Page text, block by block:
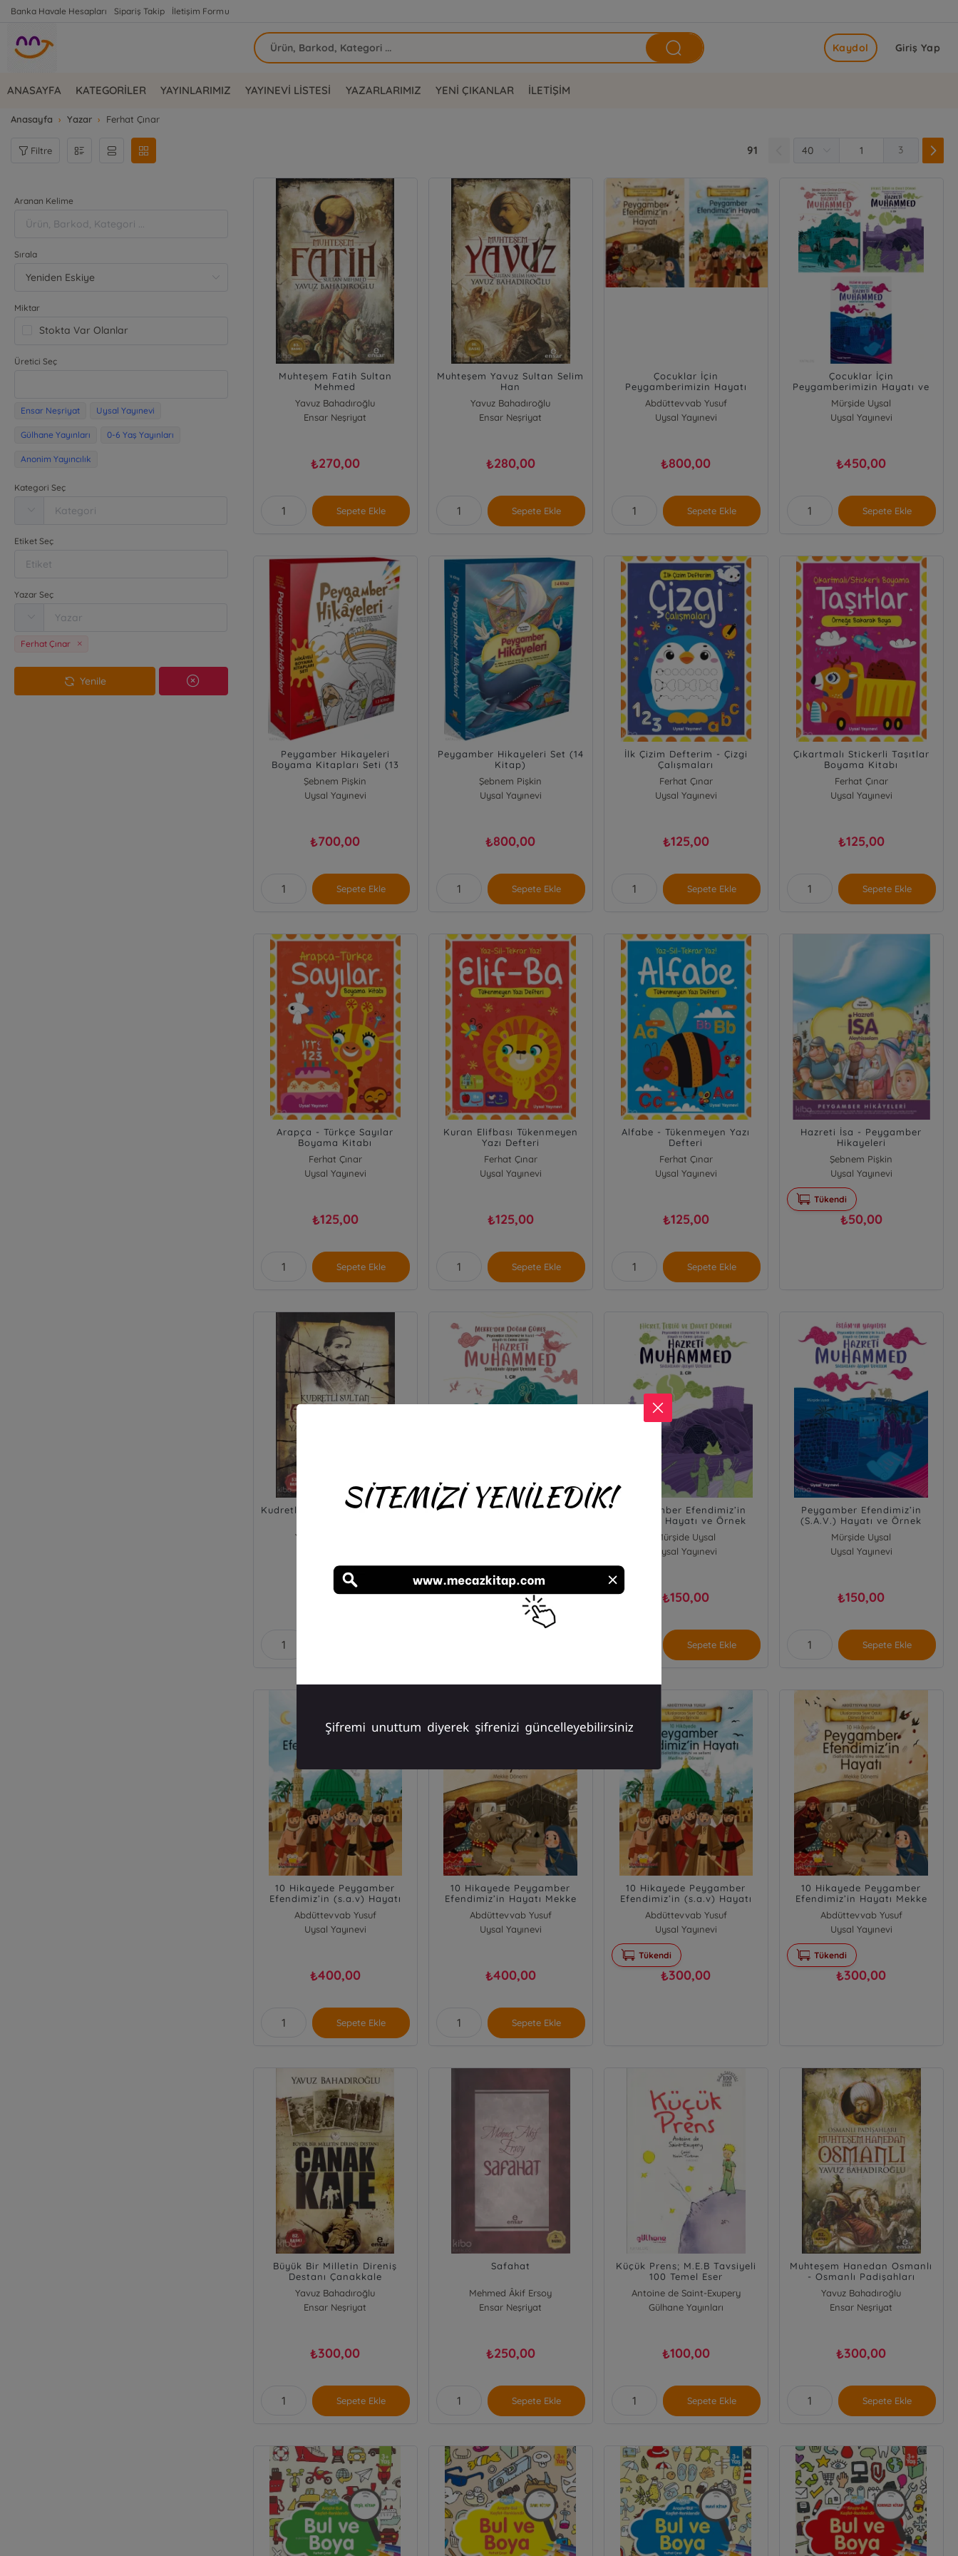
Banka Havale Hesapları Sipariş Takip İletişim Formu
Giriş Yap
Kaydol
ANASAYFA KATEGORİLER YAYINLARIMIZ YAYINEVİ LİSTESİ YAZARLARIMIZ YENİ ÇIKANLAR İLETİŞİM
Anasayfa Yazar Ferhat Çınar
Filtre 91 3
Aranan Kelime
Sırala
Miktar
Stokta Var Olanlar
Üretici Seç
Ensar Neşriyat Uysal Yayınevi
Gülhane Yayınları 0-6 Yaş Yayınları
Anonim Yayıncılık
Kategori Seç
Etiket Seç
Yazar Seç
Ferhat Çınar
Yenile
Muhteşem Fatih Sultan
Mehmed
Yavuz Bahadıroğlu
Ensar Neşriyat
₺270,00
Sepete Ekle
Muhteşem Yavuz Sultan Selim
Han
Yavuz Bahadıroğlu
Ensar Neşriyat
₺280,00
Sepete Ekle
Çocuklar İçin
Peygamberimizin Hayatı
Mekke ve Medine Dönemi 2
Kitap (Ciltli)
Abdüttevvab Yusuf
Uysal Yayınevi
₺800,00
Sepete Ekle
Çocuklar İçin
Peygamberimizin Hayatı ve
Örnek Ahlakı (3 Cilt Takım)
Mürşide Uysal
Uysal Yayınevi
₺450,00
Sepete Ekle
Peygamber Hikayeleri
Boyama Kitapları Seti (13
Şebnem Pişkin
Uysal Yayınevi
₺700,00
Sepete Ekle
Peygamber Hikayeleri Set (14
Kitap)
Şebnem Pişkin
Uysal Yayınevi
₺800,00
Sepete Ekle
İlk Çizim Defterim - Çizgi
Çalışmaları
Ferhat Çınar
Uysal Yayınevi
₺125,00
Sepete Ekle
Çıkartmalı Stickerli Taşıtlar
Boyama Kitabı
Ferhat Çınar
Uysal Yayınevi
₺125,00
Sepete Ekle
Arapça - Türkçe Sayılar
Boyama Kitabı
Ferhat Çınar
Uysal Yayınevi
₺125,00
Sepete Ekle
Kuran Elifbası Tükenmeyen
Yazı Defteri
Ferhat Çınar
Uysal Yayınevi
₺125,00
Sepete Ekle
Alfabe - Tükenmeyen Yazı
Defteri
Ferhat Çınar
Uysal Yayınevi
₺125,00
Sepete Ekle
Hazreti İsa - Peygamber
Hikayeleri
Şebnem Pişkin
Uysal Yayınevi
Tükendi
₺50,00
Kudretli Sultan II. Abdülhamid
Yavuz Bahadıroğlu
350,00
Peygamber Efendimiz’in
₺150,00
Peygamber Efendimiz’in
(S.A.V.) Hayatı ve Örnek
Ahlakı Hicret,Tebliğ ve Davet
Dönemi 2. Cilt
Mürşide Uysal
Uysal Yayınevi
₺150,00
Sepete Ekle
Peygamber Efendimiz’in
(S.A.V.) Hayatı ve Örnek
Ahlakı İslam’ın Yayılışı 3. Cilt
Mürşide Uysal
Uysal Yayınevi
₺150,00
Sepete Ekle
10 Hikayede Peygamber
Efendimiz’in (s.a.v) Hayatı
Medine Dönemi
Abdüttevvab Yusuf
Uysal Yayınevi
₺400,00
Sepete Ekle
10 Hikayede Peygamber
Efendimiz’in Hayatı Mekke
Dönemi
Abdüttevvab Yusuf
Uysal Yayınevi
₺400,00
Sepete Ekle
10 Hikayede Peygamber
Efendimiz’in (s.a.v) Hayatı
Medine Dönemi
Abdüttevvab Yusuf
Uysal Yayınevi
Tükendi
₺300,00
10 Hikayede Peygamber
Efendimiz’in Hayatı Mekke
Dönemi
Abdüttevvab Yusuf
Uysal Yayınevi
Tükendi
₺300,00
Büyük Bir Milletin Direniş
Destanı Çanakkale
Yavuz Bahadıroğlu
Ensar Neşriyat
₺300,00
Sepete Ekle
Safahat
Mehmed Âkif Ersoy
Ensar Neşriyat
₺250,00
Sepete Ekle
Küçük Prens; M.E.B Tavsiyeli
100 Temel Eser
Antoine de Saint-Exupery
Gülhane Yayınları
₺100,00
Sepete Ekle
Muhteşem Hanedan Osmanlı
- Osmanlı Padişahları
Yavuz Bahadıroğlu
Ensar Neşriyat
₺300,00
Sepete Ekle